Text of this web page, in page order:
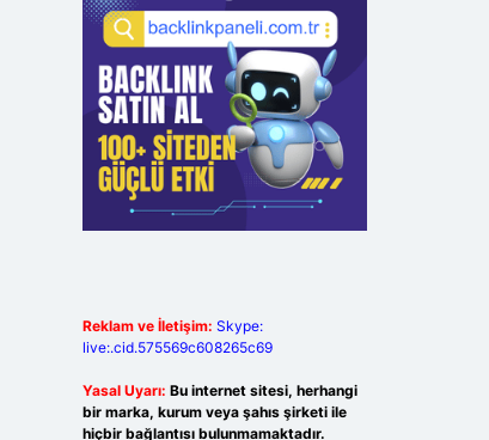
Reklam ve İletişim: Skype:
live:.cid.575569c608265c69
Yasal Uyarı: Bu internet sitesi, herhangi
bir marka, kurum veya şahıs şirketi ile
hiçbir bağlantısı bulunmamaktadır.